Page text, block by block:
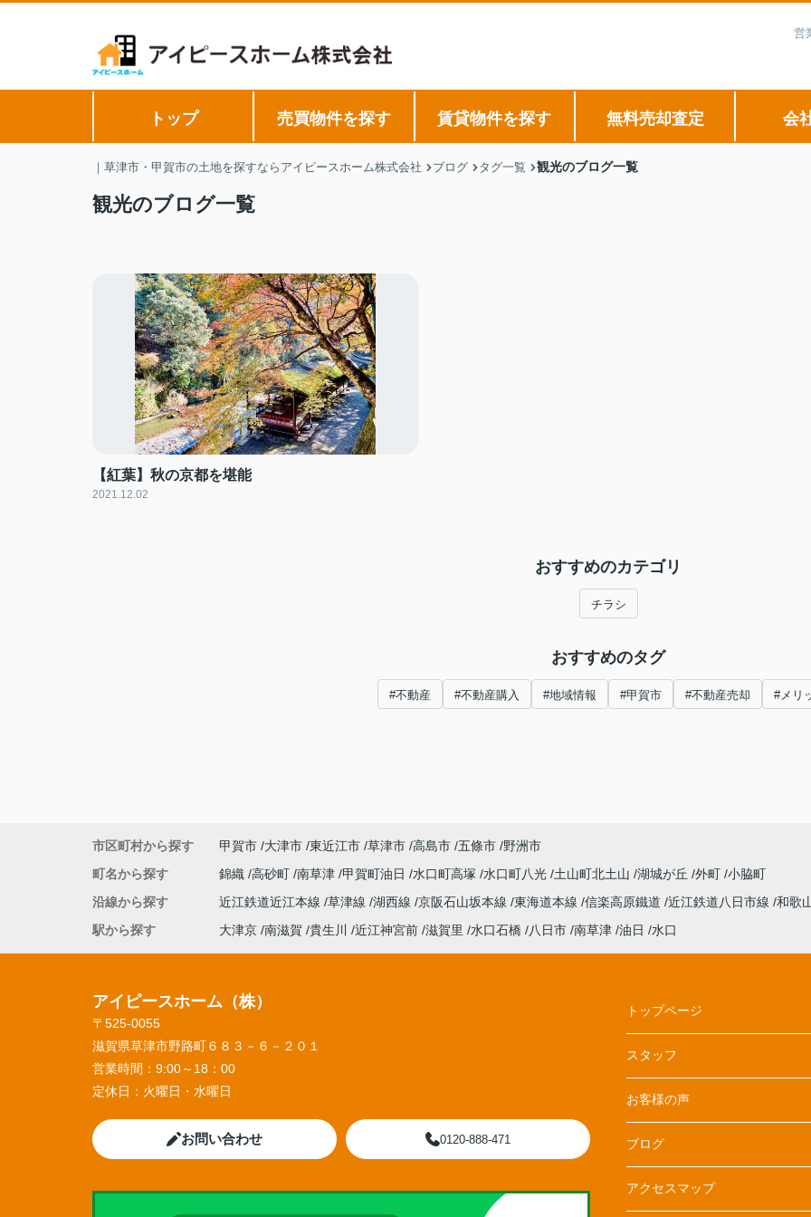
営
トップ 売買物件を探す 賃貸物件を探す 無料売却査定 会
｜草津市・甲賀市の土地を探すならアイピースホーム株式会社 ブログ タグ一覧 観光のブログ一覧
観光のブログ一覧
【紅葉】秋の京都を堪能
2021.12.02
おすすめのカテゴリ
チラシ
おすすめのタグ
#不動産 #不動産購入 #地域情報 #甲賀市 #不動産売却 #メリ
市区町村から探す 甲賀市 大津市 東近江市 草津市 高島市 五條市 野洲市
町名から探す
錦織 高砂町 南草津 甲賀町油日 水口町高塚 水口町八光 土山町北土山 湖城が丘 外町 小脇町
沿線から探す
近江鉄道近江本線 草津線 湖西線 京阪石山坂本線 東海道本線 信楽高原鐵道 近江鉄道八日市線 和歌
駅から探す
大津京 南滋賀 貴生川 近江神宮前 滋賀里 水口石橋 八日市 南草津 油日 水口
アイピースホーム（株）
〒525-0055
滋賀県草津市野路町６８３－６－２０１
営業時間： 9:00～18：00
定休日： 火曜日・水曜日
お問い合わせ 0120-888-471
トップページ
スタッフ
お客様の声
ブログ
アクセスマップ